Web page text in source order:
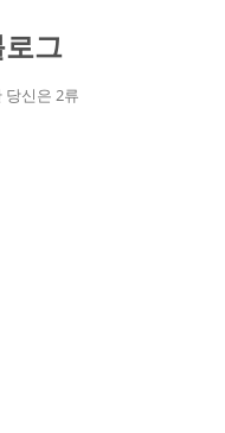
그
당신은 2류